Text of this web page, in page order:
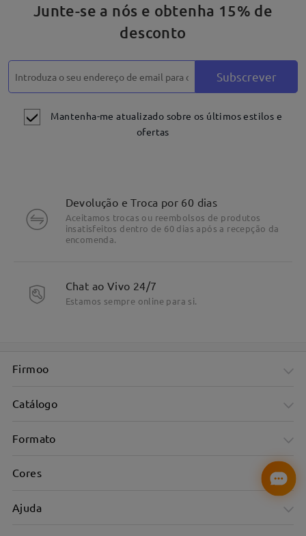
Junte-se a nós e obtenha 15% de
desconto
Subscrever
Mantenha-me atualizado sobre os últimos estilos e
ofertas
Devolução e Troca por 60 dias
Aceitamos trocas ou reembolsos de produtos
insatisfeitos dentro de 60 dias após a recepção da
encomenda.
Chat ao Vivo 24/7
Estamos sempre online para si.
Firmoo
Catálogo
Formato
Cores
Ajuda